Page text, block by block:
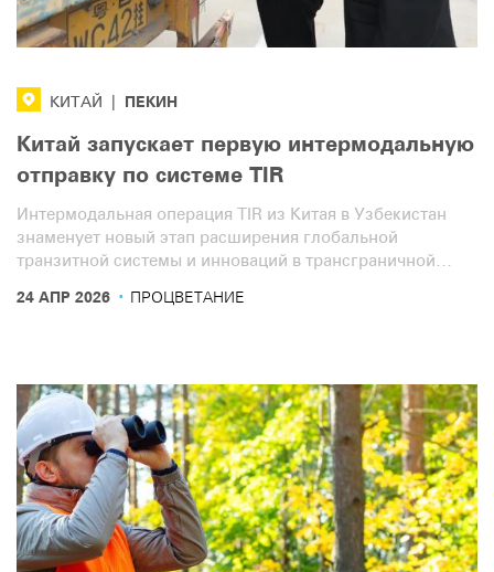
КИТАЙ ПЕКИН
Китай запускает первую интермодальную
отправку по системе TIR
Интермодальная операция TIR из Китая в Узбекистан
знаменует новый этап расширения глобальной
транзитной системы и инноваций в трансграничной
24 АПР 2026 · ПРОЦВЕТАНИЕ